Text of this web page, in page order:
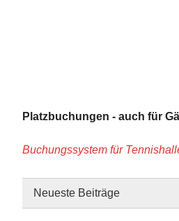
Platzbuchungen - auch für
Buchungssystem für
Neueste Beiträge